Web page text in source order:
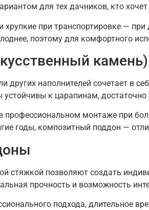
для тех дачников, кто
при транспортировке — при
поэтому для комфортного
камень)
других наполнителей сочетает в
к царапинам,
профессиональном монтаже при
годы, композитный поддон —
стяжкой позволяют создать
прочность и возможность
подхода, длительное